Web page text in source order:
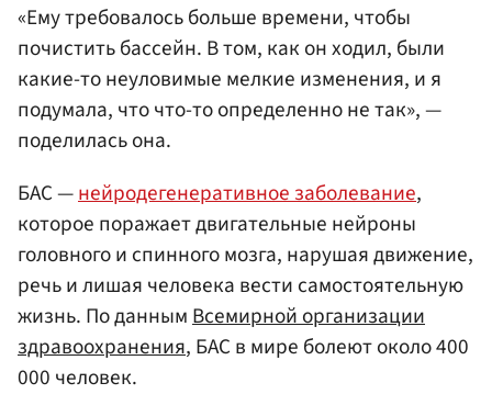
«Ему требовалось больше времени, чтобы
почистить бассейн. В том, как он ходил, были
какие-то неуловимые мелкие изменения, и я
подумала, что что-то определенно не так», —
поделилась она.
БАС —нейродегенеративное заболевание,
которое поражает двигательные нейроны
головного и спинного мозга, нарушая движение,
речь и лишая человека вести самостоятельную
жизнь. По даннымВсемирной организации
здравоохранения, БАС в мире болеют около 400
000 человек.